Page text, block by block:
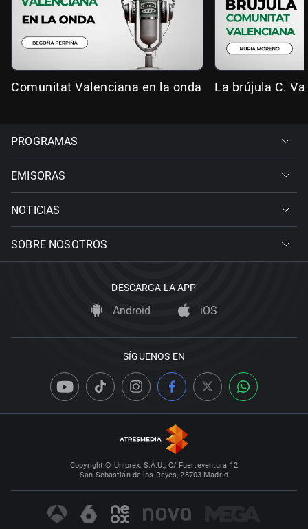
Comunitat Valenciana en la onda La brújula C.
PROGRAMAS
EMISORAS
NOTICIAS
SOBRE NOSOTROS
DESCARGA LA APP
Android iOS
SÍGUENOS EN
Copyright © Uniprex, S.A.U., C/ Fuerteventura 12
San Sebastián de los Reyes, 28703 Madrid